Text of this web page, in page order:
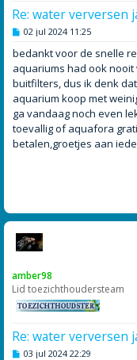
Re: water verversen
B
r
i
c
h
02 jul 2024 11:25
bedankt voor de snelle
aquariums had ook
buitfilters, dus ik denk
aquarium koop met
ga vandaag noch even
toevallig of aquafora
betalen,groetjes aan
amber98
Lid toezichthoudersteam
Re: water verversen
B03 jul 2024 22:29